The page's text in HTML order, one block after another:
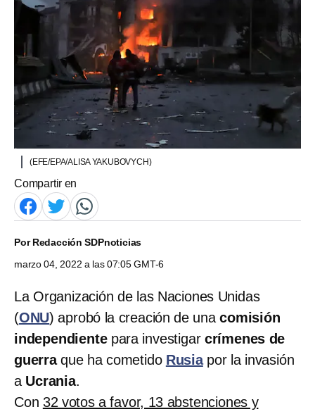
(EFE/EPA/ALISA YAKUBOVYCH)
Compartir en
PorRedacción SDPnoticias
marzo 04, 2022 a las 07:05 GMT-6
La Organización de las Naciones Unidas
(ONU) aprobó la creación de unacomisión
independiente para investigar crímenes de
guerraque ha cometido Rusia por la invasión
a Ucrania.
Con 32 votos a favor, 13 abstenciones y